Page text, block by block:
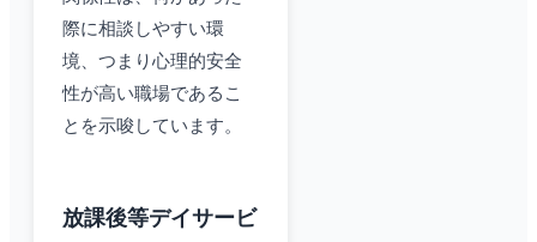
際に相談しやすい環
境、つまり心理的安全
性が高い職場であるこ
とを示唆しています。
放課後等デイサービ